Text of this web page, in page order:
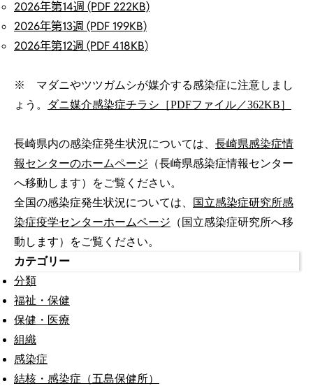
2026年第14週 (PDF 222KB)
2026年第13週 (PDF 199KB)
2026年第12週 (PDF 418KB)
※ マダニやツツガムシが媒介する感染症に注意しまし
ょう。
ダニ媒介感染症チラシ［PDFファイル／362KB］
長崎県内の感染症発生状況については、 長崎県感染症情
報センターのホームページ （長崎県感染症情報センター
へ移動します）をご覧ください。
全国の感染症発生状況については、
国立感染症研究所感
染症疫学センターホームページ （国立感染症研究所へ移
動します）をご覧ください。
カテゴリー
分類
福祉・保健
保健・医療
組織
感染症
結核・感染症（五島保健所）